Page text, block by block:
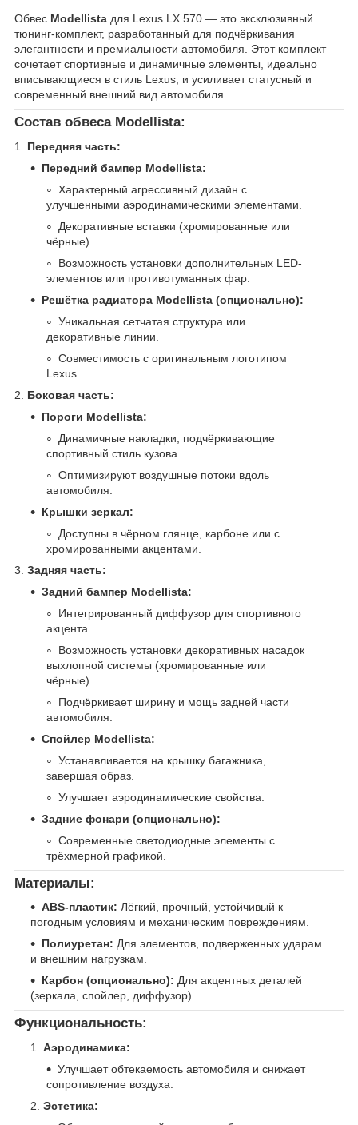
Обвес Modellista для Lexus LX 570 — это эксклюзивный
тюнинг-комплект, разработанный для подчёркивания
элегантности и премиальности автомобиля. Этот комплект
сочетает спортивные и динамичные элементы, идеально
вписывающиеся в стиль Lexus, и усиливает статусный и
современный внешний вид автомобиля.
Состав обвеса Modellista:
1. Передняя часть:
Передний бампер Modellista:
Характерный агрессивный дизайн с
улучшенными аэродинамическими элементами.
Декоративные вставки (хромированные или
чёрные).
Возможность установки дополнительных LED-
элементов или противотуманных фар.
Решётка радиатора Modellista (опционально):
Уникальная сетчатая структура или
декоративные линии.
Совместимость с оригинальным логотипом
Lexus.
2. Боковая часть:
Пороги Modellista:
Динамичные накладки, подчёркивающие
спортивный стиль кузова.
Оптимизируют воздушные потоки вдоль
автомобиля.
Крышки зеркал:
Доступны в чёрном глянце, карбоне или с
хромированными акцентами.
3. Задняя часть:
Задний бампер Modellista:
Интегрированный диффузор для спортивного
акцента.
Возможность установки декоративных насадок
выхлопной системы (хромированные или
чёрные).
Подчёркивает ширину и мощь задней части
автомобиля.
Спойлер Modellista:
Устанавливается на крышку багажника,
завершая образ.
Улучшает аэродинамические свойства.
Задние фонари (опционально):
Современные светодиодные элементы с
трёхмерной графикой.
Материалы:
ABS-пластик: Лёгкий, прочный, устойчивый к
погодным условиям и механическим повреждениям.
Полиуретан: Для элементов, подверженных ударам
и внешним нагрузкам.
Карбон (опционально): Для акцентных деталей
(зеркала, спойлер, диффузор).
Функциональность:
Аэродинамика:
Улучшает обтекаемость автомобиля и снижает
сопротивление воздуха.
Эстетика: